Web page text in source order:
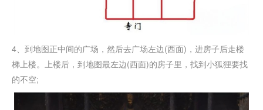
4、到地图正中间的广场，然后去广场左边(西面)，进房子后走楼
梯上楼。上楼后，到地图最左边(西面)的房子里，找到小狐狸要找
的不空;